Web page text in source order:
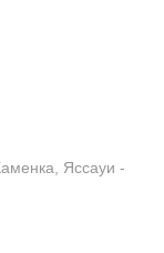
Яссауи -